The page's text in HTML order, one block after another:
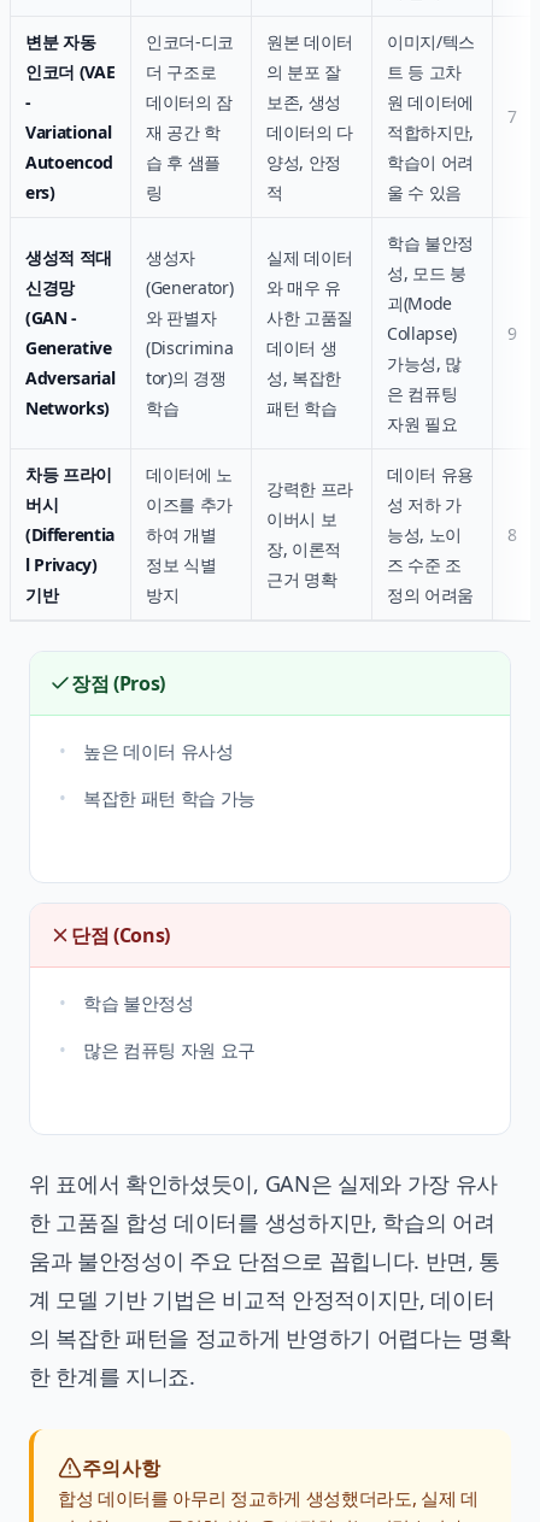
변분 자동
인코더 (VAE
-
Variational
Autoencod
ers)
인코더-디코
더 구조로
데이터의 잠
재 공간 학
습 후 샘플
링
원본 데이터
의 분포 잘
보존, 생성
데이터의 다
양성, 안정
적
이미지/텍스
트 등 고차
원 데이터에
적합하지만,
학습이 어려
울 수 있음
7
생성적 적대
신경망
(GAN -
Generative
Adversarial
Networks)
생성자
(Generator)
와 판별자
(Discrimina
tor)의 경쟁
학습
실제 데이터
와 매우 유
사한 고품질
데이터 생
성, 복잡한
패턴 학습
학습 불안정
성, 모드 붕
괴(Mode
Collapse)
가능성, 많
은 컴퓨팅
자원 필요
9
차등 프라이
버시
(Differentia
l Privacy)
기반
데이터에 노
이즈를 추가
하여 개별
정보 식별
방지
강력한 프라
이버시 보
장, 이론적
근거 명확
데이터 유용
성 저하 가
능성, 노이
즈 수준 조
정의 어려움
8
장점 (Pros)
높은 데이터 유사성
복잡한 패턴 학습 가능
단점 (Cons)
학습 불안정성
많은 컴퓨팅 자원 요구
위 표에서 확인하셨듯이, GAN은 실제와 가장 유사
한 고품질 합성 데이터를 생성하지만, 학습의 어려
움과 불안정성이 주요 단점으로 꼽힙니다. 반면, 통
계 모델 기반 기법은 비교적 안정적이지만, 데이터
의 복잡한 패턴을 정교하게 반영하기 어렵다는 명확
한 한계를 지니죠.
주의사항
합성 데이터를 아무리 정교하게 생성했더라도, 실제 데